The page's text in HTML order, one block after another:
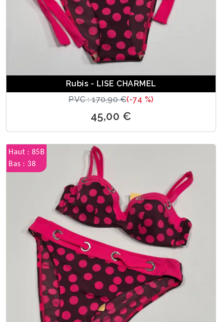
Rubis - LISE CHARMEL
PVC : 170,90 €(-74 %)
45,00 €
Haut : 85B
Bas : 38